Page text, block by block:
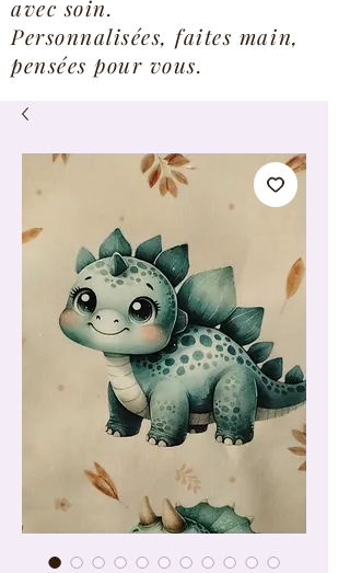
avec soin.
Personnalisées, faites main,
pensées pour vous.